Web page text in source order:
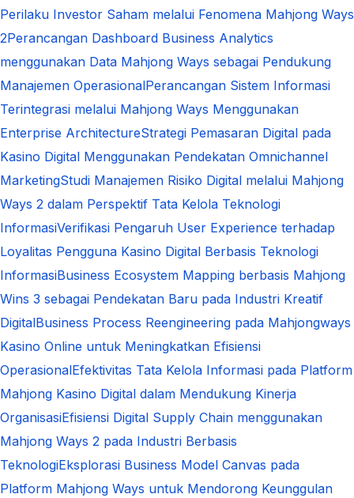
Perilaku Investor Saham melalui Fenomena Mahjong Ways
2Perancangan Dashboard Business Analytics
menggunakan Data Mahjong Ways sebagai Pendukung
Manajemen OperasionalPerancangan Sistem Informasi
Terintegrasi melalui Mahjong Ways Menggunakan
Enterprise ArchitectureStrategi Pemasaran Digital pada
Kasino Digital Menggunakan Pendekatan Omnichannel
MarketingStudi Manajemen Risiko Digital melalui Mahjong
Ways 2 dalam Perspektif Tata Kelola Teknologi
InformasiVerifikasi Pengaruh User Experience terhadap
Loyalitas Pengguna Kasino Digital Berbasis Teknologi
InformasiBusiness Ecosystem Mapping berbasis Mahjong
Wins 3 sebagai Pendekatan Baru pada Industri Kreatif
DigitalBusiness Process Reengineering pada Mahjongways
Kasino Online untuk Meningkatkan Efisiensi
OperasionalEfektivitas Tata Kelola Informasi pada Platform
Mahjong Kasino Digital dalam Mendukung Kinerja
OrganisasiEfisiensi Digital Supply Chain menggunakan
Mahjong Ways 2 pada Industri Berbasis
TeknologiEksplorasi Business Model Canvas pada
Platform Mahjong Ways untuk Mendorong Keunggulan